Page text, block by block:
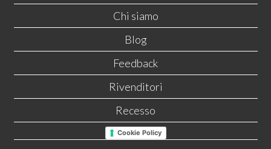
Chi siamo
Blog
Feedback
Rivenditori
Recesso
Cookie Policy